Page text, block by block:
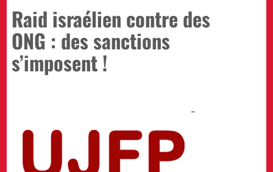
Raid israélien contre des
ONG : des sanctions
s’imposent !